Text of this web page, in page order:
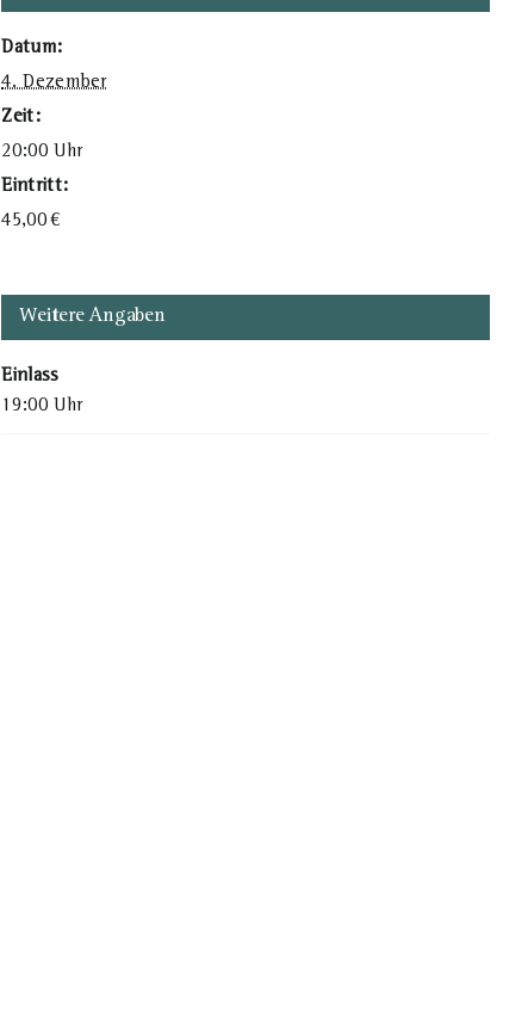
Datum:
4. Dezember
Zeit:
20:00 Uhr
Eintritt:
45,00€
Weitere Angaben
Einlass
19:00 Uhr